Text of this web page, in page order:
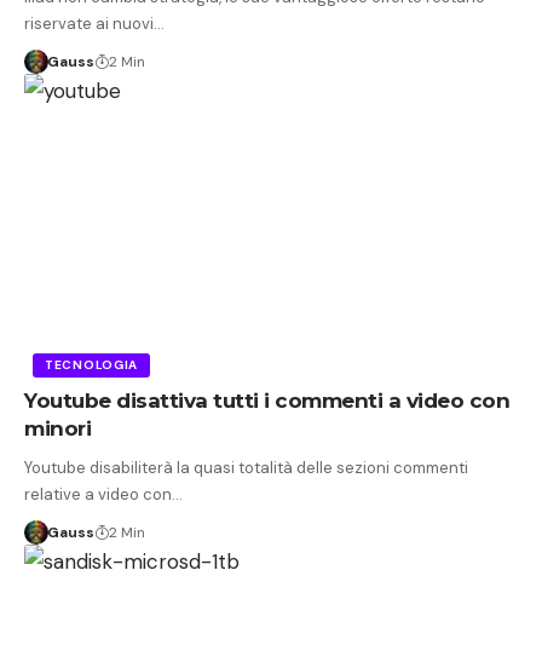
riservate ai nuovi…
Gauss 2 Min
TECNOLOGIA
Youtube disattiva tutti i commenti a video con
minori
Youtube disabiliterà la quasi totalità delle sezioni commenti
relative a video con…
Gauss 2 Min